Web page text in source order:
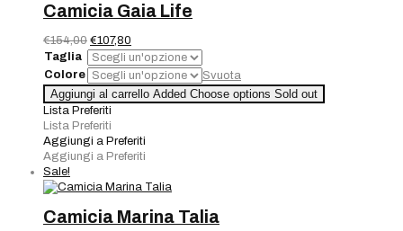
Camicia Gaia Life
€154,00 Il
prezzo
originale
era:
€154,00.
€107,80
prezzo
attuale
è:
€107,80.
Taglia
Colore
Svuota
Camicia
Gaia
Life
quantità
Aggiungi al carrello Added Choose options Sold out
Lista Preferiti
Lista Preferiti
Aggiungi a Preferiti
Aggiungi a Preferiti
Sale!
Camicia Marina Talia